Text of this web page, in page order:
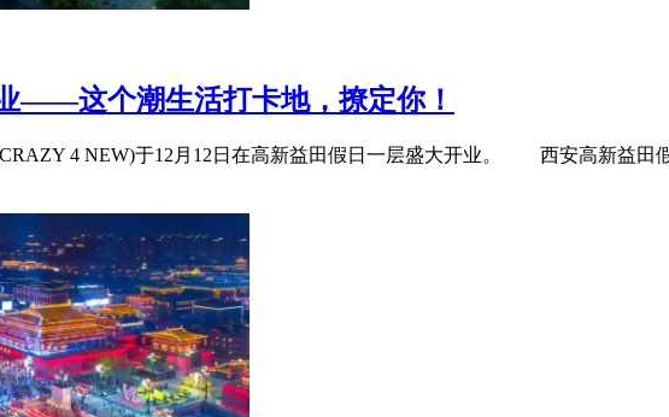
——这个潮生活打卡地，撩定你！
4 NEW)于12月12日在高新益田假日一层盛大开业。 西安高新益田